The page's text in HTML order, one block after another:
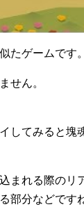
たゲームです。
せん。
してみると塊
まれる際のリ
部分などです